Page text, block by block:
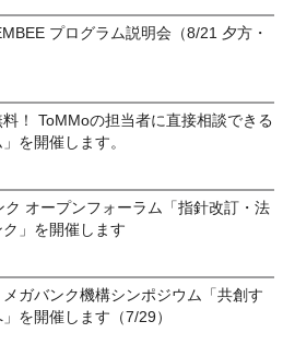
プログラム説明会（8/21 夕方・
！ ToMMoの担当者に直接相談できる
を開催します。
オープンフォーラム「指針改訂・法
」を開催します
ガバンク機構シンポジウム「共創す
を開催します（7/29）